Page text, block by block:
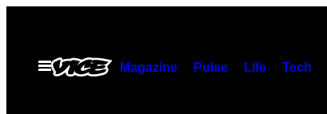
Open
menu
Magazine Pulse Life Tech